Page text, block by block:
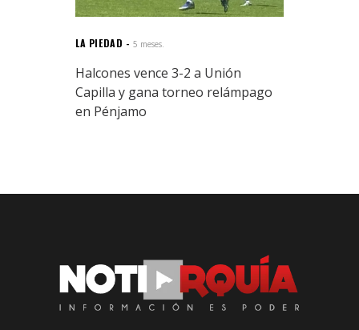
LA PIEDAD 5 meses.
Halcones vence 3-2 a Unión
Capilla y gana torneo relámpago
en Pénjamo